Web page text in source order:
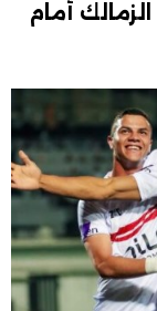
أمام